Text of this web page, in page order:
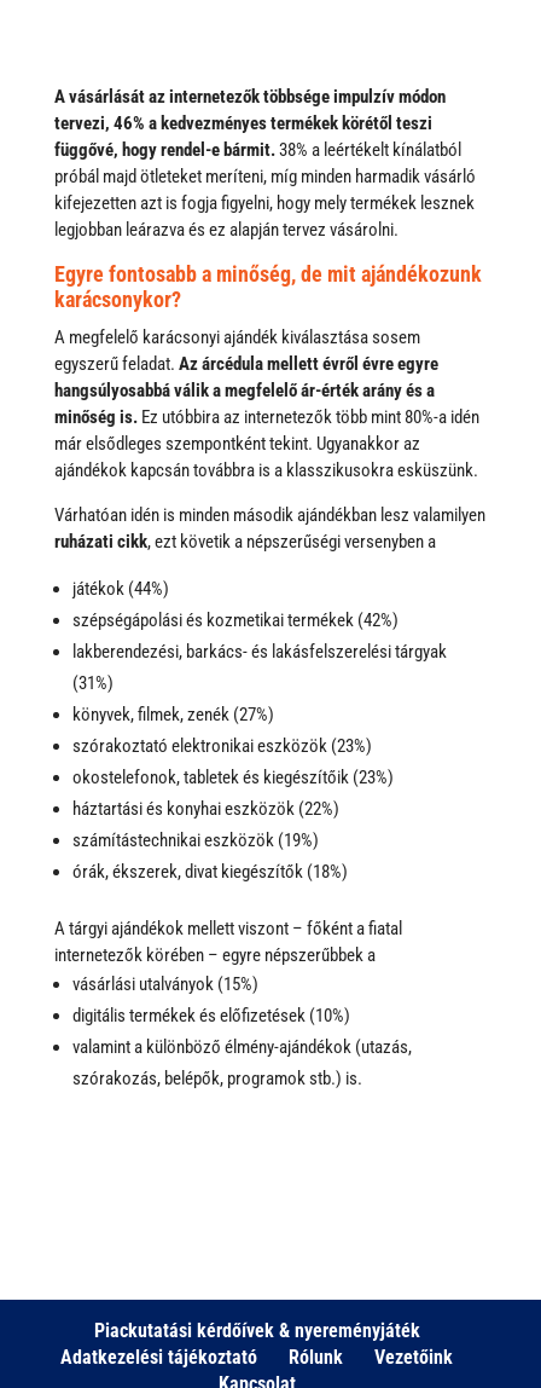
A vásárlását az internetezők többsége impulzív módon
tervezi, 46% a kedvezményes termékek körétől teszi
függővé, hogy rendel-e bármit.38% a leértékelt kínálatból
próbál majd ötleteket meríteni, míg minden harmadik vásárló
kifejezetten azt is fogja figyelni, hogy mely termékek lesznek
legjobban leárazva és ez alapján tervez vásárolni.
Egyre fontosabb a minőség, de mit ajándékozunk
karácsonykor?
A megfelelő karácsonyi ajándék kiválasztása sosem
egyszerű feladat. Az árcédula mellett évről évre egyre
hangsúlyosabbá válik a megfelelő ár-érték arány és a
minőség is.Ez utóbbira az internetezők több mint 80%-a idén
már elsődleges szempontként tekint. Ugyanakkor az
ajándékok kapcsán továbbra is a klasszikusokra esküszünk.
Várhatóan idén is minden második ajándékban lesz valamilyen
ruházati cikk, ezt követik a népszerűségi versenyben a
játékok (44%)
szépségápolási és kozmetikai termékek (42%)
lakberendezési, barkács- és lakásfelszerelési tárgyak
(31%)
könyvek, filmek, zenék (27%)
szórakoztató elektronikai eszközök (23%)
okostelefonok, tabletek és kiegészítőik (23%)
háztartási és konyhai eszközök (22%)
számítástechnikai eszközök (19%)
órák, ékszerek, divat kiegészítők (18%)
A tárgyi ajándékok mellett viszont – főként a fiatal
internetezők körében – egyre népszerűbbek a
vásárlási utalványok (15%)
digitális termékek és előfizetések (10%)
valamint a különböző élmény-ajándékok (utazás,
szórakozás, belépők, programok stb.) is.
Piackutatási kérdőívek & nyereményjáték
Adatkezelési tájékoztató
Rólunk
Vezetőink